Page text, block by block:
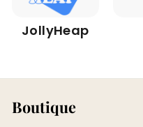
JollyHeap
Boutique